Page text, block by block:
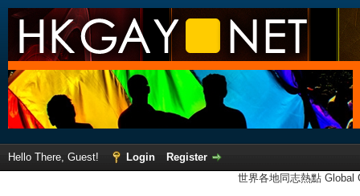
Hello There, Guest! Login
Register
世界各地同志熱點